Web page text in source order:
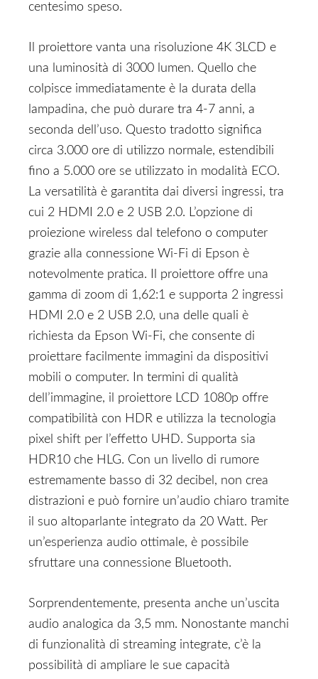
centesimo speso.
Il proiettore vanta una risoluzione 4K 3LCD e
una luminosità di 3000 lumen. Quello che
colpisce immediatamente è la durata della
lampadina, che può durare tra 4-7 anni, a
seconda dell’uso. Questo tradotto significa
circa 3.000 ore di utilizzo normale, estendibili
fino a 5.000 ore se utilizzato in modalità ECO.
La versatilità è garantita dai diversi ingressi, tra
cui 2 HDMI 2.0 e 2 USB 2.0. L’opzione di
proiezione wireless dal telefono o computer
grazie alla connessione Wi-Fi di Epson è
notevolmente pratica. Il proiettore offre una
gamma di zoom di 1,62:1 e supporta 2 ingressi
HDMI 2.0 e 2 USB 2.0, una delle quali è
richiesta da Epson Wi-Fi, che consente di
proiettare facilmente immagini da dispositivi
mobili o computer. In termini di qualità
dell’immagine, il proiettore LCD 1080p offre
compatibilità con HDR e utilizza la tecnologia
pixel shift per l’effetto UHD. Supporta sia
HDR10 che HLG. Con un livello di rumore
estremamente basso di 32 decibel, non crea
distrazioni e può fornire un’audio chiaro tramite
il suo altoparlante integrato da 20 Watt. Per
un’esperienza audio ottimale, è possibile
sfruttare una connessione Bluetooth.
Sorprendentemente, presenta anche un’uscita
audio analogica da 3,5 mm. Nonostante manchi
di funzionalità di streaming integrate, c’è la
possibilità di ampliare le sue capacità